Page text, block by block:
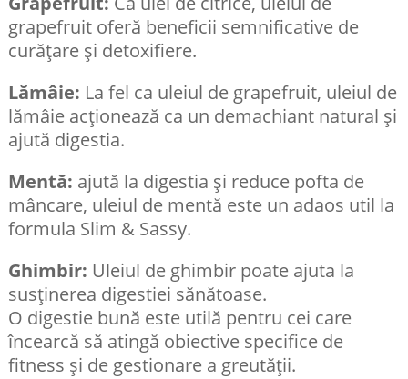
grapefruit oferă beneficii semnificative de
curățare și detoxifiere.
Lămâie: La fel ca uleiul de grapefruit, uleiul de
lămâie acționează ca un demachiant natural și
ajută digestia.
Mentă: ajută la digestia și reduce pofta de
mâncare, uleiul de mentă este un adaos util la
formula Slim & Sassy.
Ghimbir: Uleiul de ghimbir poate ajuta la
susținerea digestiei sănătoase.
O digestie bună este utilă pentru cei care
încearcă să atingă obiective specifice de
fitness și de gestionare a greutății.